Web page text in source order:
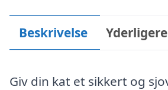
Beskrivelse
Giv din kat et sikkert og